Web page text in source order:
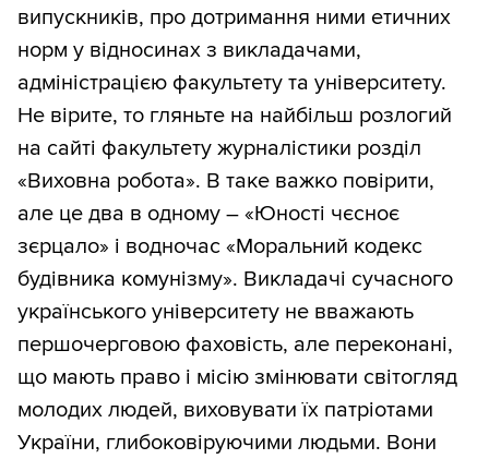
випускників, про дотримання ними етичних
норм у відносинах з викладачами,
адміністрацією факультету та університету.
Не вірите, то гляньте на найбільш розлогий
на сайті факультету журналістики розділ
«Виховна робота». В таке важко повірити,
але це два в одному – «Юності чєсноє
зєрцало» і водночас «Моральний кодекс
будівника комунізму». Викладачі сучасного
українського університету не вважають
першочерговою фаховість, але переконані,
що мають право і місію змінювати світогляд
молодих людей, виховувати їх патріотами
України, глибоковіруючими людьми. Вони